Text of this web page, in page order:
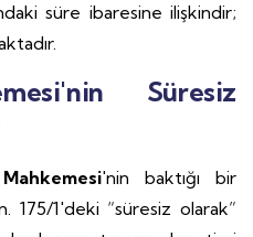
süre ibaresine ilişkindir;
Süresiz
'nin baktığı bir
175/1'deki “süresiz olarak”